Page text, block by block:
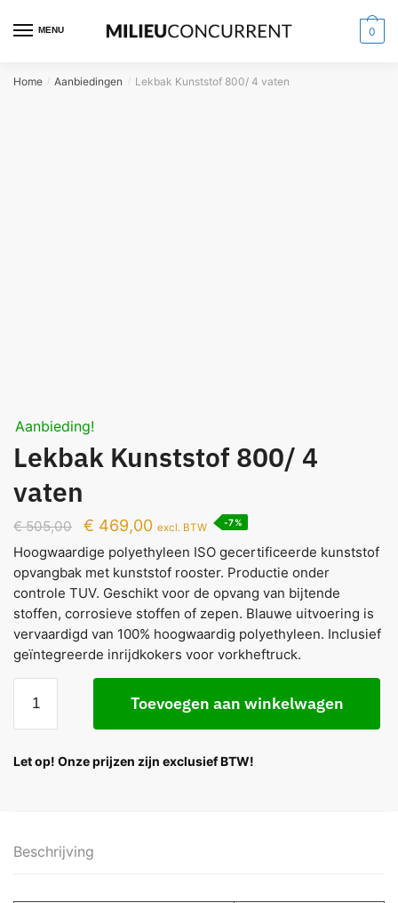
MENU 0
Home / Aanbiedingen / Lekbak Kunststof 800/ 4 vaten
Aanbieding!
Lekbak Kunststof 800/ 4
vaten
€505,00 € 469,00 excl. BTW -7%
Hoogwaardige polyethyleen ISO gecertificeerde kunststof
opvangbak met kunststof rooster. Productie onder
controle TUV. Geschikt voor de opvang van bijtende
stoffen, corrosieve stoffen of zepen. Blauwe uitvoering is
vervaardigd van 100% hoogwaardig polyethyleen. Inclusief
geïntegreerde inrijdkokers voor vorkheftruck.
Toevoegen aan winkelwagen
Let op! Onze prijzen zijn exclusief BTW!
Beschrijving